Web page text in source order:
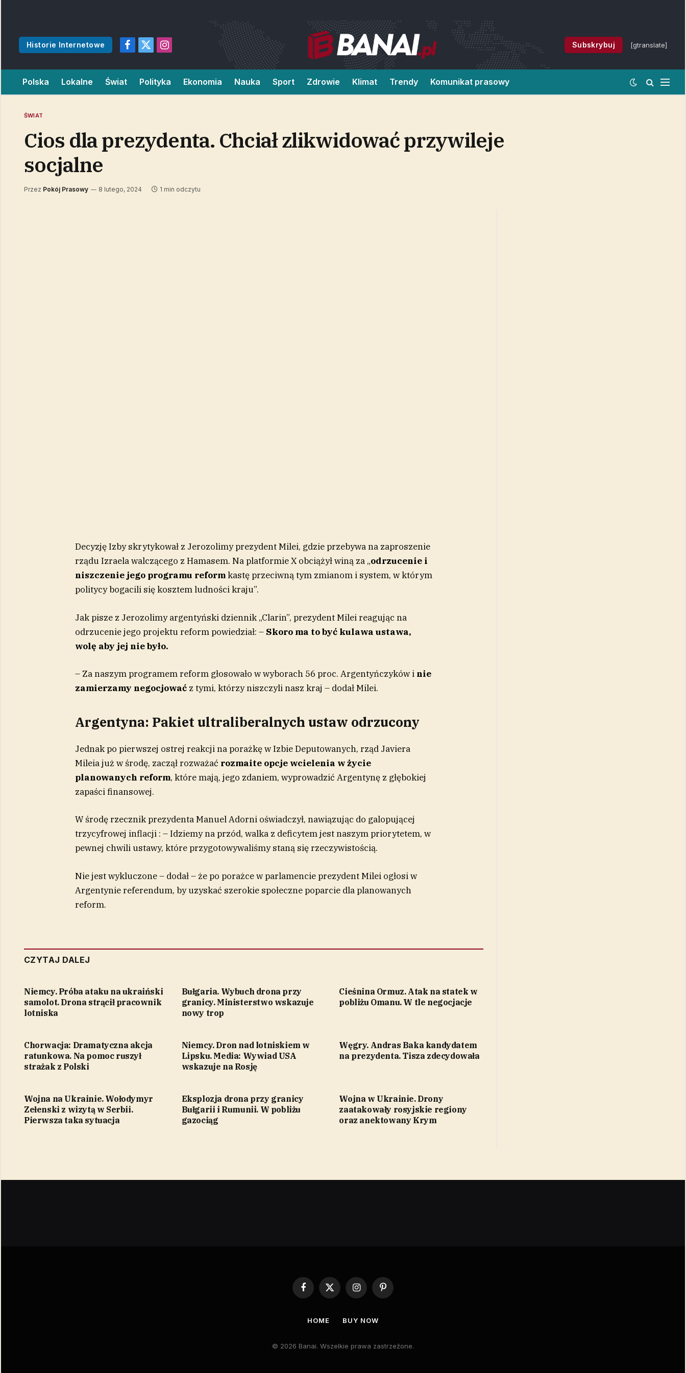
Historie Internetowe
Facebook
X
Instagram
Subskrybuj [gtranslate]
Polska Lokalne Świat Polityka Ekonomia Nauka Sport Zdrowie Klimat Trendy Komunikat prasowy
ŚWIAT
Cios dla prezydenta. Chciał zlikwidować przywileje
socjalne
Przez Pokój Prasowy 8 lutego, 2024 1 min odczytu
Decyzję Izby skrytykował z Jerozolimy prezydent Milei, gdzie przebywa na zaproszenie
rządu Izraela walczącego z Hamasem. Na platformie X obciążył winą za „odrzucenie i
niszczenie jego programu reformkastę przeciwną tym zmianom i system, w którym
politycy bogacili się kosztem ludności kraju”.
Jak pisze z Jerozolimy argentyński dziennik „Clarin”, prezydent Milei reagując na
odrzucenie jego projektu reform powiedział: – Skoro ma to być kulawa ustawa,
wolę aby jej nie było.
– Za naszym programem reform głosowało w wyborach 56 proc. Argentyńczyków inie
zamierzamy negocjować z tymi, którzy niszczyli nasz kraj – dodał Milei.
Argentyna: Pakiet ultraliberalnych ustaw odrzucony
Jednak po pierwszej ostrej reakcji na porażkę w Izbie Deputowanych, rząd Javiera
Mileia już w środę, zaczął rozważać rozmaite opcje wcielenia w życie
planowanych reform, które mają, jego zdaniem, wyprowadzić Argentynę z głębokiej
zapaści finansowej.
W środę rzecznik prezydenta Manuel Adorni oświadczył, nawiązując do galopującej
trzycyfrowej inflacji : – Idziemy na przód, walka z deficytem jest naszym priorytetem, w
pewnej chwili ustawy, które przygotowywaliśmy staną się rzeczywistością.
Nie jest wykluczone – dodał – że po porażce w parlamencie prezydent Milei ogłosi w
Argentynie referendum, by uzyskać szerokie społeczne poparcie dla planowanych
reform.
CZYTAJ DALEJ
Niemcy. Próba ataku na ukraiński
samolot. Drona strącił pracownik
lotniska
Bułgaria. Wybuch drona przy
granicy. Ministerstwo wskazuje
nowy trop
Cieśnina Ormuz. Atak na statek w
pobliżu Omanu. W tle negocjacje
Chorwacja: Dramatyczna akcja
ratunkowa. Na pomoc ruszył
strażak z Polski
Niemcy. Dron nad lotniskiem w
Lipsku. Media: Wywiad USA
wskazuje na Rosję
Węgry. Andras Baka kandydatem
na prezydenta. Tisza zdecydowała
Wojna na Ukrainie. Wołodymyr
Zełenski z wizytą w Serbii.
Pierwsza taka sytuacja
Eksplozja drona przy granicy
Bułgarii i Rumunii. W pobliżu
gazociąg
Wojna w Ukrainie. Drony
zaatakowały rosyjskie regiony
oraz anektowany Krym
Facebook
X
(Twitter)
InstagramPinterest
HOME BUY NOW
© 2026 Banai. Wszelkie prawa zastrzeżone.